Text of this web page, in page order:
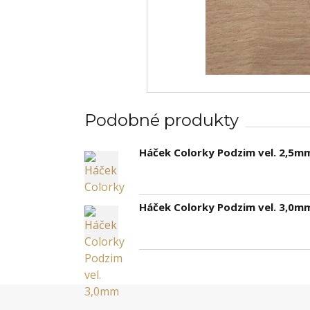
Podobné produkty
Háček Colorky Podzim vel.
Háček Colorky Podzim vel.